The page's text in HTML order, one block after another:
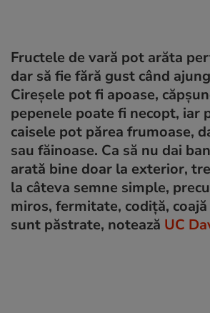
Fructele de vară pot arăta
dar să fie fără gust când
Cireșele pot fi apoase,
pepenele poate fi necopt, iar
caisele pot părea frumoase,
sau făinoase. Ca să nu dai
arată bine doar la exterior,
la câteva semne simple,
miros, fermitate, codiță,
sunt păstrate, notează UC